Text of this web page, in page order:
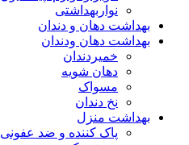
نواربهداشتی
بهداشت دهان و دندان
بهداشت دهان ودندان
خمیردندان
دهان شویه
مسواک
نخ دندان
بهداشت منزل
پاک کننده و ضد عفونی